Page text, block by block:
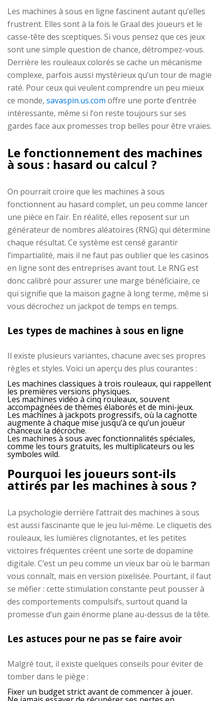
Les machines à sous en ligne fascinent autant qu’elles
frustrent. Elles sont à la fois le Graal des joueurs et le
casse-tête des sceptiques. Si vous pensez que ces jeux
sont une simple question de chance, détrompez-vous.
Derrière les rouleaux colorés se cache un mécanisme
complexe, parfois aussi mystérieux qu’un tour de magie
raté. Pour ceux qui veulent comprendre un peu mieux
ce monde, savaspin.us.com offre une porte d’entrée
intéressante, même si l’on reste toujours sur ses
gardes face aux promesses trop belles pour être vraies.
Le fonctionnement des machines
à sous : hasard ou calcul ?
On pourrait croire que les machines à sous
fonctionnent au hasard complet, un peu comme lancer
une pièce en l’air. En réalité, elles reposent sur un
générateur de nombres aléatoires (RNG) qui détermine
chaque résultat. Ce système est censé garantir
l’impartialité, mais il ne faut pas oublier que les casinos
en ligne sont des entreprises avant tout. Le RNG est
donc calibré pour assurer une marge bénéficiaire, ce
qui signifie que la maison gagne à long terme, même si
vous décrochez un jackpot de temps en temps.
Les types de machines à sous en ligne
Il existe plusieurs variantes, chacune avec ses propres
règles et styles. Voici un aperçu des plus courantes :
Les machines classiques à trois rouleaux, qui rappellent
les premières versions physiques.
Les machines vidéo à cinq rouleaux, souvent
accompagnées de thèmes élaborés et de mini-jeux.
Les machines à jackpots progressifs, où la cagnotte
augmente à chaque mise jusqu’à ce qu’un joueur
chanceux la décroche.
Les machines à sous avec fonctionnalités spéciales,
comme les tours gratuits, les multiplicateurs ou les
symboles wild.
Pourquoi les joueurs sont-ils
attirés par les machines à sous ?
La psychologie derrière l’attrait des machines à sous
est aussi fascinante que le jeu lui-même. Le cliquetis des
rouleaux, les lumières clignotantes, et les petites
victoires fréquentes créent une sorte de dopamine
digitale. C’est un peu comme un vieux bar où le barman
vous connaît, mais en version pixelisée. Pourtant, il faut
se méfier : cette stimulation constante peut pousser à
des comportements compulsifs, surtout quand la
promesse d’un gain énorme plane au-dessus de la tête.
Les astuces pour ne pas se faire avoir
Malgré tout, il existe quelques conseils pour éviter de
tomber dans le piège :
Fixer un budget strict avant de commencer à jouer.